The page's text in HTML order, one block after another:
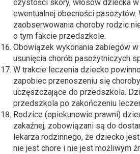
czystości skóry, włosów dziecka
ewentualnej obecności pasożytów.
zaobserwowania choroby rodzic
o tym fakcie przedszkole.
Obowiązek wykonania zabiegów
usunięcia chorób pasożytniczych
W trakcie leczenia dziecko
zapobiec przenoszeniu się
uczęszczające do przedszkola.
przedszkola po zakończeniu
Rodzice (opiekunowie prawni)
zakaźnej, zobowiązani są do
lekarza rodzinnego, że dziecko
nie jest chore i nie jest możliwym